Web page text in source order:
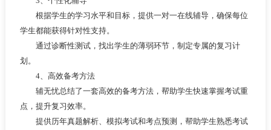
根据学生的学习水平和目标，提供一对一在线辅导，确保每位
学生都能获得针对性支持。
通过诊断性测试，找出学生的薄弱环节，制定专属的复习计
划。
4、高效备考方法
辅无忧总结了一套高效的备考方法，帮助学生快速掌握考试重
点，提升复习效率。
提供历年真题解析、模拟考试和考点预测，帮助学生熟悉考试